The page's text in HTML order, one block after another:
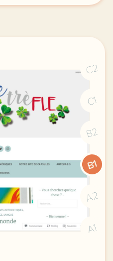
C2
C1
B2
B1
A2
A1